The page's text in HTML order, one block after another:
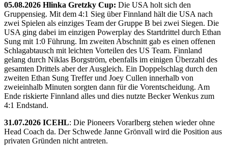
05.08.2026 Hlinka Gretzky Cup: Die USA holt sich den
Gruppensieg. Mit dem 4:1 Sieg über Finnland hält die USA nach
zwei Spielen als einziges Team der Gruppe B bei zwei Siegen. Die
USA ging dabei im einzigen Powerplay des Startdrittel durch Ethan
Sung mit 1:0 Führung. Im zweiten Abschnitt gab es einen offenen
Schlagabtausch mit leichten Vorteilen des US Team. Finnland
gelang durch Niklas Borgström, ebenfalls im einigen Überzahl des
gesamten Drittels aber der Ausgleich. Ein Doppelschlag durch den
zweiten Ethan Sung Treffer und Joey Cullen innerhalb von
zweieinhalb Minuten sorgten dann für die Vorentscheidung. Am
Ende riskierte Finnland alles und dies nutzte Becker Wenkus zum
4:1 Endstand.
31.07.2026 ICEHL: Die Pioneers Vorarlberg stehen wieder ohne
Head Coach da. Der Schwede Janne Grönvall wird die Position aus
privaten Gründen nicht antreten.